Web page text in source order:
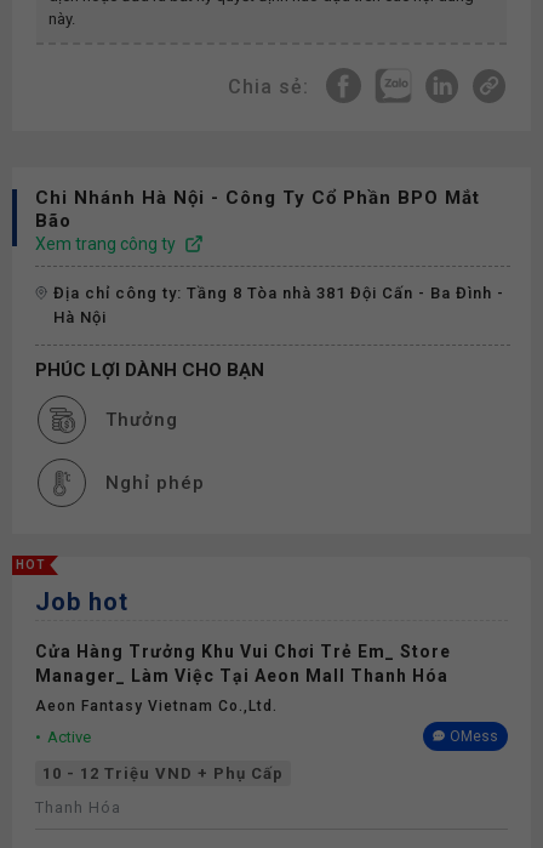
này.
Chia sẻ:
Chi Nhánh Hà Nội - Công Ty Cổ Phần BPO Mắt
Bão
Xem trang công ty
Địa chỉ công ty: Tầng 8 Tòa nhà 381 Đội Cấn - Ba Đình -
Hà Nội
PHÚC LỢI DÀNH CHO BẠN
Thưởng
Nghỉ phép
HOT
Job hot
Cửa Hàng Trưởng Khu Vui Chơi Trẻ Em_ Store
Manager_ Làm Việc Tại Aeon Mall Thanh Hóa
Aeon Fantasy Vietnam Co.,ltd.
Active OMess
10 - 12 Triệu VND + Phụ Cấp
Thanh Hóa